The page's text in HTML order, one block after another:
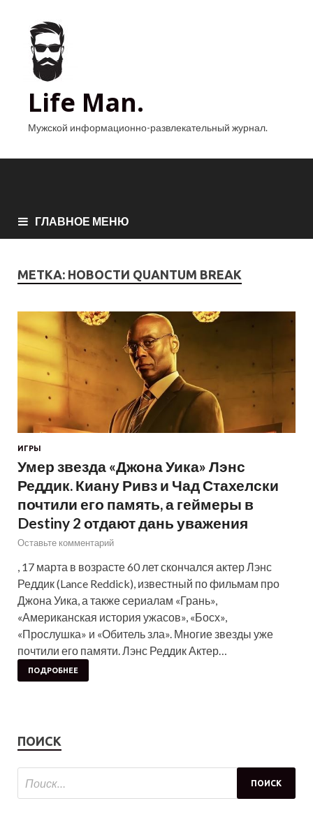
Life Man.
Мужской информационно-развлекательный журнал.
ГЛАВНОЕ МЕНЮ
МЕТКА: НОВОСТИ QUANTUM BREAK
ИГРЫ
Умер звезда «Джона Уика» Лэнс
Реддик. Киану Ривз и Чад Стахелски
почтили его память, а геймеры в
Destiny 2 отдают дань уважения
Оставьте комментарий
, 17 марта в возрасте 60 лет скончался актер Лэнс
Реддик (Lance Reddick), известный по фильмам про
Джона Уика, а также сериалам «Грань»,
«Американская история ужасов», «Босх»,
«Прослушка» и «Обитель зла». Многие звезды уже
почтили его памяти. Лэнс Реддик Актер…
ПОДРОБНЕЕ
ПОИСК